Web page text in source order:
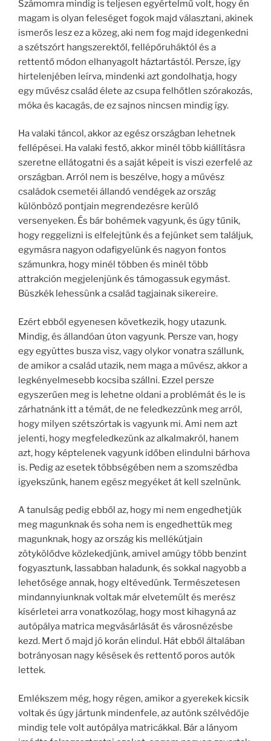
Számomra mindig is teljesen egyértelmű volt, hogy én
magam is olyan feleséget fogok majd választani, akinek
ismerős lesz ez a közeg, aki nem fog majd idegenkedni
a szétszórt hangszerektől, fellépőruháktól és a
rettentő módon elhanyagolt háztartástól. Persze, így
hirtelenjében leírva, mindenki azt gondolhatja, hogy
egy művész család élete az csupa felhőtlen szórakozás,
móka és kacagás, de ez sajnos nincsen mindig így.
Ha valaki táncol, akkor az egész országban lehetnek
fellépései. Ha valaki festő, akkor minél több kiállításra
szeretne ellátogatni és a saját képeit is viszi ezerfelé az
országban. Arról nem is beszélve, hogy a művész
családok csemetéi állandó vendégek az ország
különböző pontjain megrendezésre kerülő
versenyeken. És bár bohémek vagyunk, és úgy tűnik,
hogy reggelizni is elfelejtünk és a fejünket sem találjuk,
egymásra nagyon odafigyelünk és nagyon fontos
számunkra, hogy minél többen és minél több
attrakción megjelenjünk és támogassuk egymást.
Büszkék lehessünk a család tagjainak sikereire.
Ezért ebből egyenesen következik, hogy utazunk.
Mindig, és állandóan úton vagyunk. Persze van, hogy
egy együttes busza visz, vagy olykor vonatra szállunk,
de amikor a család utazik, nem maga a művész, akkor a
legkényelmesebb kocsiba szállni. Ezzel persze
egyszerűen meg is lehetne oldani a problémát és le is
zárhatnánk itt a témát, de ne feledkezzünk meg arról,
hogy milyen szétszórtak is vagyunk mi. Ami nem azt
jelenti, hogy megfeledkezünk az alkalmakról, hanem
azt, hogy képtelenek vagyunk időben elindulni bárhova
is. Pedig az esetek többségében nem a szomszédba
igyekszünk, hanem egész megyéket át kell szelnünk.
A tanulság pedig ebből az, hogy mi nem engedhetjük
meg magunknak és soha nem is engedhettük meg
magunknak, hogy az ország kis mellékútjain
zötykölődve közlekedjünk, amivel amúgy több benzint
fogyasztunk, lassabban haladunk, és sokkal nagyobb a
lehetősége annak, hogy eltévedünk. Természetesen
mindannyiunknak voltak már elvetemült és merész
kísérletei arra vonatkozólag, hogy most kihagyná az
autópálya matrica megvásárlását és városnézésbe
kezd. Mert ő majd jó korán elindul. Hát ebből általában
botrányosan nagy késések és rettentő poros autók
lettek.
Emlékszem még, hogy régen, amikor a gyerekek kicsik
voltak és úgy jártunk mindenfele, az autónk szélvédője
mindig tele volt autópálya matricákkal. Bár a lányom